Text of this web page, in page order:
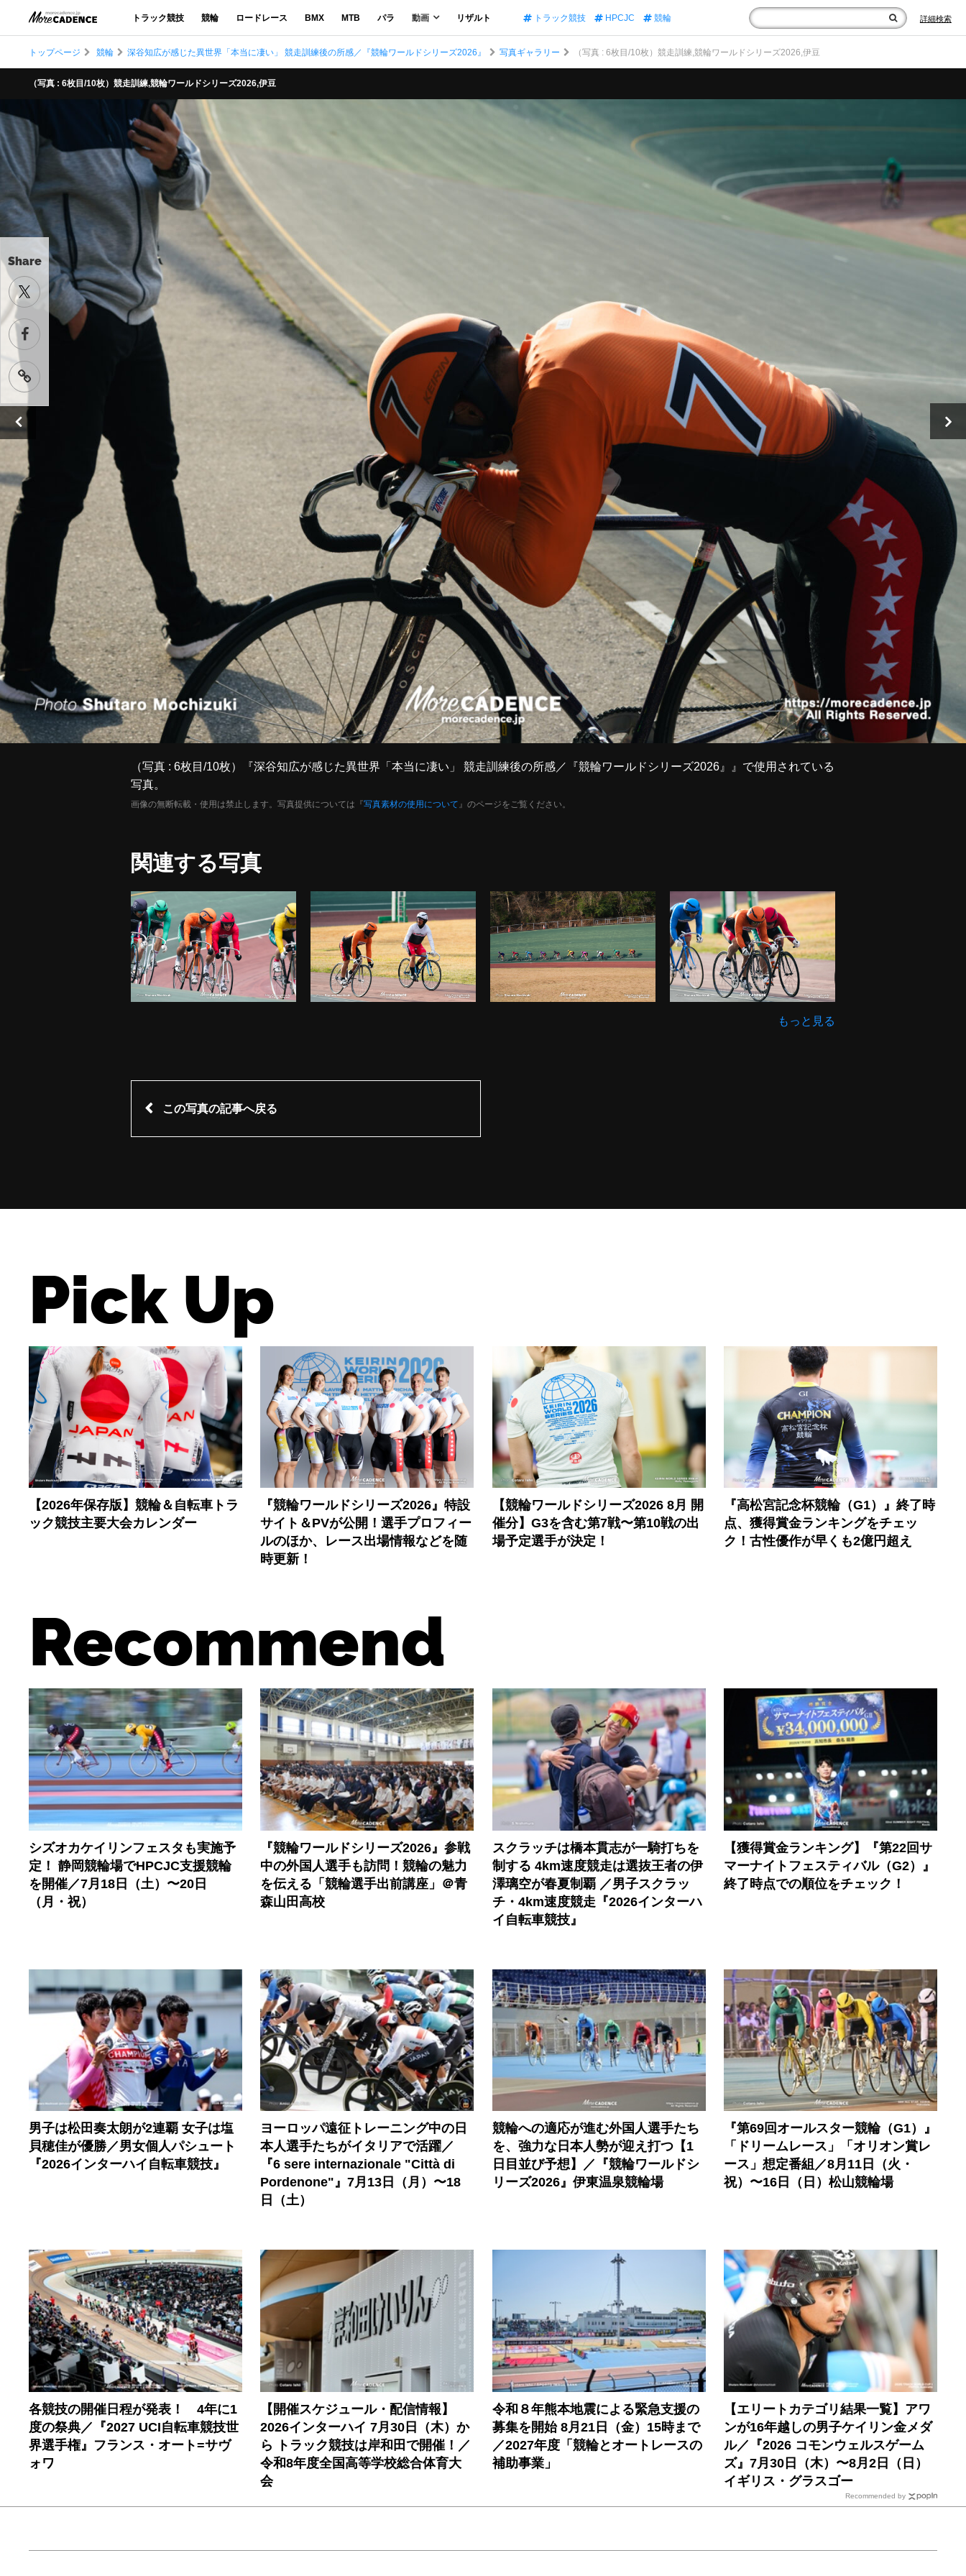
トラック競技 競輪 ロードレース BMX MTB パラ 動画 リザルト トラック競技 HPCJC 競輪 詳細検索
Share
トップページ 競輪 深谷知広が感じた異世界「本当に凄い」 競走訓練後の所感／『競輪ワールドシリーズ2026』 写真ギャラリー （写真 : 6枚目/10枚）競走訓練,競輪ワールドシリーズ2026,伊豆
（写真 : 6枚目/10枚）競走訓練,競輪ワールドシリーズ2026,伊豆
（写真 : 6枚目/10枚）『深谷知広が感じた異世界「本当に凄い」 競走訓練後の所感／『競輪ワールドシリーズ2026』』で使用されている
写真。
画像の無断転載・使用は禁止します。写真提供については『写真素材の使用について 』のページをご覧ください。
関連する写真
もっと見る
この写真の記事へ戻る
Pick Up
【2026年保存版】競輪＆自転車トラ
ック競技主要大会カレンダー
『競輪ワールドシリーズ2026』特設
サイト＆PVが公開！選手プロフィー
ルのほか、レース出場情報などを随
時更新！
【競輪ワールドシリーズ2026 8月 開
催分】G3を含む第7戦〜第10戦の出
場予定選手が決定！
『高松宮記念杯競輪（G1）』終了時
点、獲得賞金ランキングをチェッ
ク！古性優作が早くも2億円超え
Recommend
シズオカケイリンフェスタも実施予
定！ 静岡競輪場でHPCJC支援競輪
を開催／7月18日（土）〜20日
（月・祝）
『競輪ワールドシリーズ2026』参戦
中の外国人選手も訪問！競輪の魅力
を伝える「競輪選手出前講座」＠青
森山田高校
スクラッチは橋本貫志が一騎打ちを
制する 4km速度競走は選抜王者の伊
澤璃空が春夏制覇 ／男子スクラッ
チ・4km速度競走『2026インターハ
イ自転車競技』
【獲得賞金ランキング】『第22回サ
マーナイトフェスティバル（G2）』
終了時点での順位をチェック！
男子は松田奏太朗が2連覇 女子は塩
貝穂佳が優勝／男女個人パシュート
『2026インターハイ自転車競技』
ヨーロッパ遠征トレーニング中の日
本人選手たちがイタリアで活躍／
『6 sere internazionale "Città di
Pordenone"』7月13日（月）〜18
日（土）
競輪への適応が進む外国人選手たち
を、強力な日本人勢が迎え打つ【1
日目並び予想】／『競輪ワールドシ
リーズ2026』伊東温泉競輪場
『第69回オールスター競輪（G1）』
「ドリームレース」「オリオン賞レ
ース」想定番組／8月11日（火・
祝）〜16日（日）松山競輪場
各競技の開催日程が発表！ 4年に1
度の祭典／『2027 UCI自転車競技世
界選手権』フランス・オート=サヴ
ォワ
【開催スケジュール・配信情報】
2026インターハイ 7月30日（木）か
ら トラック競技は岸和田で開催！／
令和8年度全国高等学校総合体育大
会
令和８年熊本地震による緊急支援の
募集を開始 8月21日（金）15時まで
／2027年度「競輪とオートレースの
補助事業」
【エリートカテゴリ結果一覧】アワ
ンが16年越しの男子ケイリン金メダ
ル／『2026 コモンウェルスゲーム
ズ』7月30日（木）〜8月2日（日）
イギリス・グラスゴー
Recommended by